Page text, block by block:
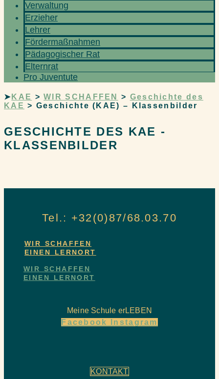
Verwaltung
Erzieher
Lehrer
Fördermaßnahmen
Pädagogischer Rat
Elternrat
Pro Juventute
➤ KAE >WIR SCHAFFEN > Geschichte des
KAE > Geschichte (KAE) – Klassenbilder
GESCHICHTE DES KAE -
KLASSENBILDER
Tel.: +32(0)87/68.03.70
WIR SCHAFFEN
EINEN LERNORT
WIR SCHAFFEN
EINEN LERNORT
Meine Schule erLEBEN
Facebook
Instagram
KONTAKT